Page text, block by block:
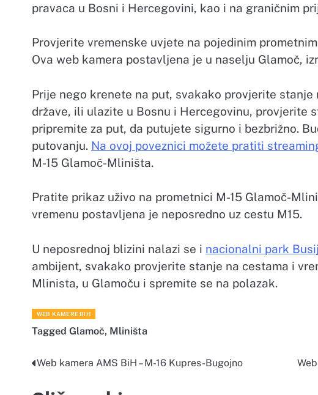
pravaca u Bosni i Hercegovini, kao i na graničnim
Provjerite vremenske uvjete na pojedinim
Ova web kamera postavljena je u naselju Glamoč,
Prije nego krenete na put, svakako provjerite
države, ili ulazite u Bosnu i Hercegovinu, provjerite
pripremite za put, da putujete sigurno i bezbrižno.
putovanju. Na ovoj poveznici možete pratiti
M-15 Glamoč-Mliništa.
Pratite prikaz uživo na prometnici M-15 Glamoč-
vremenu postavljena je neposredno uz cestu M15.
U neposrednoj blizini nalazi se i nacionalni park
ambijent, svakako provjerite stanje na cestama i
Mlinista, u Glamoču i spremite se na polazak.
WEB KAMERE BIH
Tagged Glamoč, Mliništa
Navigacija
objava
Web kamera AMS BiH – M-16 Kupres-Bugojno